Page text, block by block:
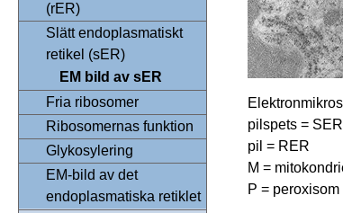
(rER)
Slätt endoplasmatiskt
retikel (sER)
EM bild av sER
Fria ribosomer
Ribosomernas funktion
Glykosylering
EM-bild av det
endoplasmatiska retiklet
pilspets = SER
pil = RER
M =
P = peroxisom